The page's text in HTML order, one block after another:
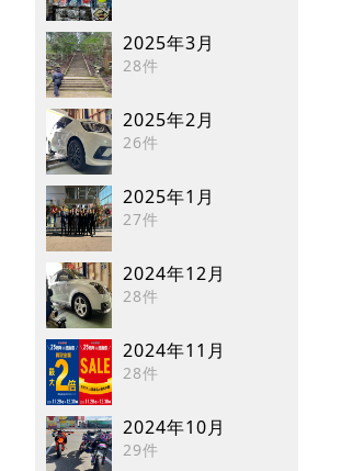
2025年3月
28件
2025年2月
26件
2025年1月
27件
2024年12月
28件
2024年11月
28件
2024年10月
29件